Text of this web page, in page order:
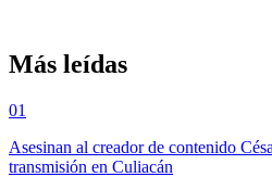
Más leídas
01
Asesinan al creador de contenido
transmisión en Culiacán